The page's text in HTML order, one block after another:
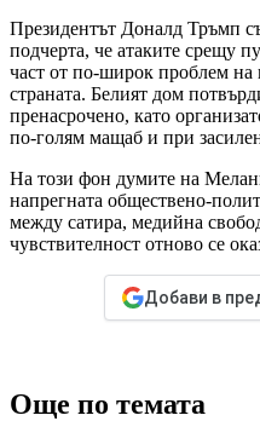
Президентът Доналд Тръмп
подчерта, че атаките срещу
част от по-широк проблем на
страната. Белият дом
пренасрочено, като
по-голям мащаб и при
На този фон думите на
напрегната обществено-
между сатира, медийна
чувствителност отново се
Добави в
Още по темата